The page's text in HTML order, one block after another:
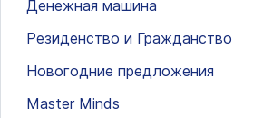
Денежная машина
Резиденство и Гражданство
Новогодние предложения
Master Minds